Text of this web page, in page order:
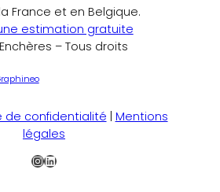
France et en Belgique.
estimation gratuite
– Tous droits
de confidentialité Mentions
légales
Instagram
LinkedIn